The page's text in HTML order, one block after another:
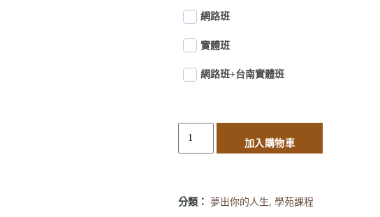
網路班
實體班
網路班+台南實體班
加入購物車
分類： 夢出你的人生 學苑課程